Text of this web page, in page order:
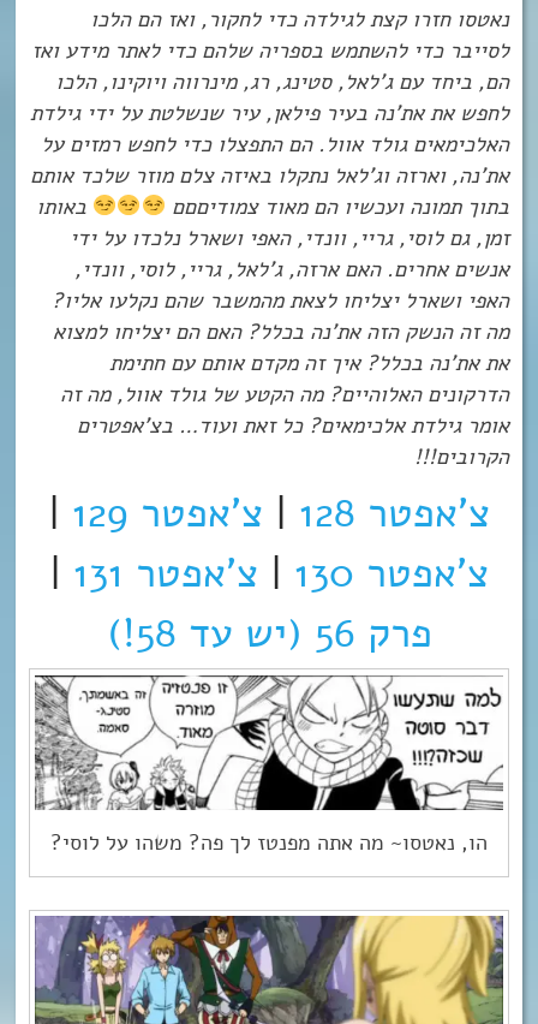
נאטסו חזרו קצת לגילדה כדי לחקור, ואז הם הלכו
לסייבר כדי להשתמש בספריה שלהם כדי לאתר מידע ואז
הם, ביחד עם ג’לאל, סטינג, רג, מינרווה ויוקינו, הלכו
לחפש את את’נה בעיר פילאן, עיר שנשלטת על ידי גילדת
האלכימאים גולד אוול. הם התפצלו כדי לחפש רמזים על
את’נה, וארזה וג’לאל נתקלו באיזה צלם מוזר שלכד אותם
בתוך תמונה ועכשיו הם מאוד צמודיםםם
באותו
זמן, גם לוסי, גריי, וונדי, האפי ושארל נלכדו על ידי
אנשים אחרים. האם ארזה, ג’לאל, גריי, לוסי, וונדי,
האפי ושארל יצליחו לצאת מהמשבר שהם נקלעו אליו?
מה זה הנשק הזה את’נה בכלל? האם הם יצליחו למצוא
את את’נה בכלל? איך זה מקדם אותם עם חתימת
הדרקונים האלוהיים? מה הקטע של גולד אוול, מה זה
אומר גילדת אלכימאים? כל זאת ועוד… בצ’אפטרים
הקרובים!!!
צ’אפטר 128 | צ’אפטר 129
|
צ’אפטר 130
| צ’אפטר 131
|
פרק 56 (יש עד 58!)
הו, נאטסו~ מה אתה מפנטז לך פה? משהו על לוסי?